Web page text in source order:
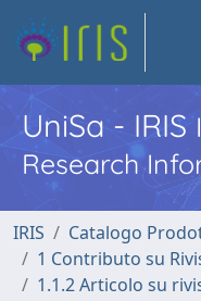
UniSa - IRIS
Research
IRIS
Catalogo
1 Contributo su
1.1.2 Articolo su